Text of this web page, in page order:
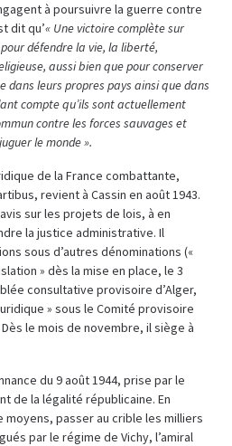
à poursuivre la guerre contre
dit qu’« Une victoire complète sur
défendre la vie, la liberté,
aussi bien que pour conserver
dans leurs propres pays ainsi que dans
compte qu’ils sont actuellement
contre les forces sauvages et
le monde ».
de la France combattante,
revient à Cassin en août 1943.
sur les projets de lois, à en
la justice administrative. Il
sous d’autres dénominations («
» dès la mise en place, le 3
consultative provisoire d’Alger,
» sous le Comité provisoire
le mois de novembre, il siège à
du 9 août 1944, prise par le
de la légalité républicaine. En
moyens, passer au crible les milliers
par le régime de Vichy, l’amiral